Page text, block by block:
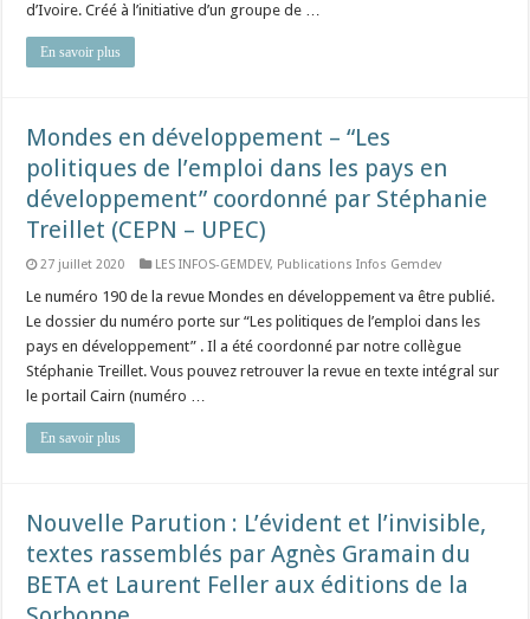
d’Ivoire. Créé à l’initiative d’un groupe de …
En savoir plus
Mondes en développement – “Les
politiques de l’emploi dans les pays en
développement” coordonné par Stéphanie
Treillet (CEPN – UPEC)
27 juillet 2020 LES INFOS-GEMDEV, Publications Infos Gemdev
Le numéro 190 de la revue Mondes en développement va être publié.
Le dossier du numéro porte sur “Les politiques de l’emploi dans les
pays en développement” . Il a été coordonné par notre collègue
Stéphanie Treillet. Vous pouvez retrouver la revue en texte intégral sur
le portail Cairn (numéro …
En savoir plus
Nouvelle Parution : L’évident et l’invisible,
textes rassemblés par Agnès Gramain du
BETA et Laurent Feller aux éditions de la